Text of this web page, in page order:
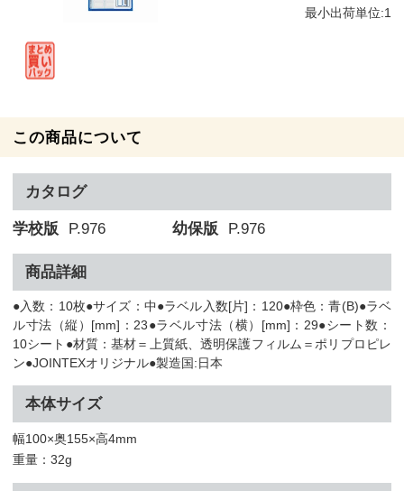
最小出荷単位:1
この商品について
カタログ
学校版 P.976 幼保版 P.976
商品詳細
●入数：10枚●サイズ：中●ラベル入数[片]：120●枠色：青(B)●ラベ
ル寸法（縦）[mm]：23●ラベル寸法（横）[mm]：29●シート数：
10シート●材質：基材＝上質紙、透明保護フィルム＝ポリプロピレ
ン●JOINTEXオリジナル●製造国:日本
本体サイズ
幅100×奥155×高4mm
重量：32g